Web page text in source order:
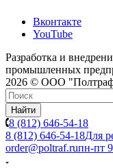
Вконтакте
YouTube
Разработка и
промышленных
2026 © ООО
Найти
8 (812) 646-54-18
8 (812) 646-54-18Для
order@poltraf.ruпн-пт